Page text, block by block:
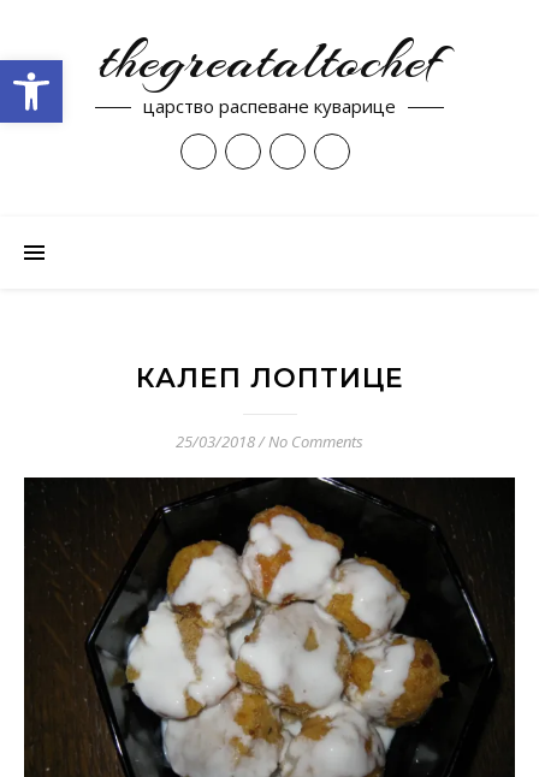
thegreataltochef
царство распеване куварице
КАЛЕП ЛОПТИЦЕ
25/03/2018/No Comments
Open toolbar